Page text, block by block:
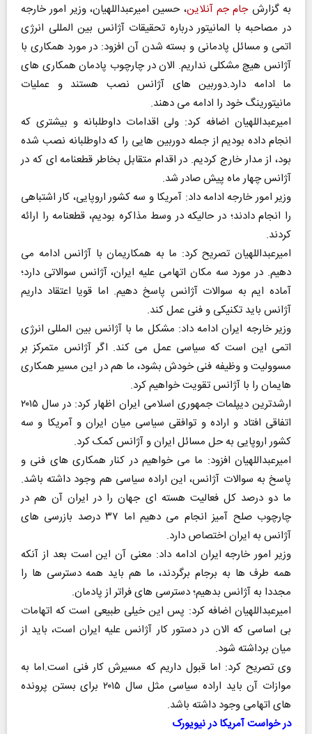
به گزارشجام جم آنلاین، حسین امیرعبداللهیان، وزیر امور خارجه
در مصاحبه با المانیتور درباره تحقیقات آژانس بین المللی انرژی
اتمی و مسائل پادمانی و بسته شدن آن افزود: در مورد همکاری با
آژانس هیچ مشکلی نداریم. الان در چارچوب پادمان همکاری های
ما ادامه دارد.دوربین های آژانس نصب هستند و عملیات
مانیتورینگ خود را ادامه می دهند.
امیرعبداللهیان اضافه کرد: ولی اقدامات داوطلبانه و بیشتری که
انجام داده بودیم از جمله دوربین هایی را که داوطلبانه نصب شده
بود، از مدار خارج کردیم. در اقدام متقابل بخاطر قطعنامه ای که در
آژانس چهار ماه پیش صادر شد.
وزیر امور خارجه ادامه داد: آمریکا و سه کشور اروپایی، کار اشتباهی
را انجام دادند؛ در حالیکه در وسط مذاکره بودیم، قطعنامه را ارائه
کردند.
امیرعبداللهیان تصریح کرد: ما به همکاریمان با آژانس ادامه می
دهیم. در مورد سه مکان اتهامی علیه ایران، آژانس سوالاتی دارد؛
آماده ایم به سوالات آژانس پاسخ دهیم. اما قویا اعتقاد داریم
آژانس باید تکنیکی و فنی عمل کند.
وزیر خارجه ایران ادامه داد: مشکل ما با آژانس بین المللی انرژی
اتمی این است که سیاسی عمل می کند. اگر آژانس متمرکز بر
مسوولیت و وظیفه فنی خودش بشود، ما هم در این مسیر همکاری
هایمان را با آژانس تقویت خواهیم کرد.
ارشدترین دیپلمات جمهوری اسلامی ایران اظهار کرد: در سال ۲۰۱۵
اتفاقی افتاد و اراده و توافقی سیاسی میان ایران و آمریکا و سه
کشور اروپایی به حل مسائل ایران و آژانس کمک کرد.
امیرعبداللهیان افزود: ما می خواهیم در کنار همکاری های فنی و
پاسخ به سوالات آژانس، این اراده سیاسی هم وجود داشته باشد.
ما دو درصد کل فعالیت هسته ای جهان را در ایران آن هم در
چارچوب صلح آمیز انجام می دهیم اما ۳۷ درصد بازرسی های
آژانس به ایران اختصاص دارد.
وزیر امور خارجه ایران ادامه داد: معنی آن این است بعد از آنکه
همه طرف ها به برجام برگردند، ما هم باید همه دسترسی ها را
مجددا به آژانس بدهیم؛ دسترسی های فراتر از پادمان.
امیرعبداللهیان اضافه کرد: پس این خیلی طبیعی است که اتهامات
بی اساسی که الان در دستور کار آژانس علیه ایران است، باید از
میان برداشته شود.
وی تصریح کرد: اما قبول داریم که مسیرش کار فنی است.اما به
موازات آن باید اراده سیاسی مثل سال ۲۰۱۵ برای بستن پرونده
های اتهامی وجود داشته باشد.
در خواست آمریکا در نیویورک